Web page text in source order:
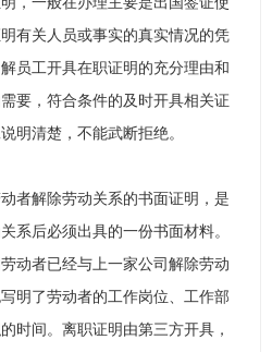
有关人员或事实的真实情况的凭
员工开具在职证明的充分理由和
要，符合条件的及时开具相关证
明清楚，不能武断拒绝。
者解除劳动关系的书面证明，是
系后必须出具的一份书面材料。
动者已经与上一家公司解除劳动
明了劳动者的工作岗位、工作部
时间。离职证明由第三方开具，